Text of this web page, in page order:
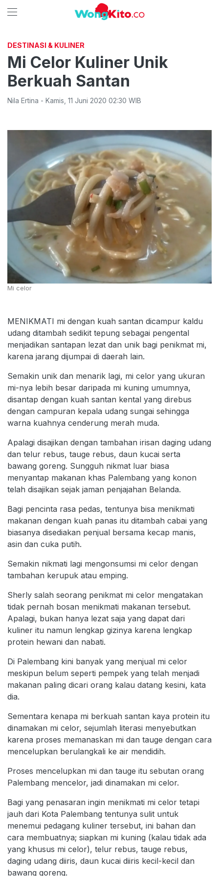
DESTINASI & KULINER
Mi Celor Kuliner Unik
Berkuah Santan
Nila Ertina - Kamis 11 Juni 2020 02:30 WIB
Mi celor
MENIKMATI mi dengan kuah santan dicampur kaldu
udang ditambah sedikit tepung sebagai pengental
menjadikan santapan lezat dan unik bagi penikmat mi,
karena jarang dijumpai di daerah lain.
Semakin unik dan menarik lagi, mi celor yang ukuran
mi-nya lebih besar daripada mi kuning umumnya,
disantap dengan kuah santan kental yang direbus
dengan campuran kepala udang sungai sehingga
warna kuahnya cenderung merah muda.
Apalagi disajikan dengan tambahan irisan daging udang
dan telur rebus, tauge rebus, daun kucai serta
bawang goreng. Sungguh nikmat luar biasa
menyantap makanan khas Palembang yang konon
telah disajikan sejak jaman penjajahan Belanda.
Bagi pencinta rasa pedas, tentunya bisa menikmati
makanan dengan kuah panas itu ditambah cabai yang
biasanya disediakan penjual bersama kecap manis,
asin dan cuka putih.
Semakin nikmati lagi mengonsumsi mi celor dengan
tambahan kerupuk atau emping.
Sherly salah seorang penikmat mi celor mengatakan
tidak pernah bosan menikmati makanan tersebut.
Apalagi, bukan hanya lezat saja yang dapat dari
kuliner itu namun lengkap gizinya karena lengkap
protein hewani dan nabati.
Di Palembang kini banyak yang menjual mi celor
meskipun belum seperti pempek yang telah menjadi
makanan paling dicari orang kalau datang kesini, kata
dia.
Sementara kenapa mi berkuah santan kaya protein itu
dinamakan mi celor, sejumlah literasi menyebutkan
karena proses memanaskan mi dan tauge dengan cara
mencelupkan berulangkali ke air mendidih.
Proses mencelupkan mi dan tauge itu sebutan orang
Palembang mencelor, jadi dinamakan mi celor.
Bagi yang penasaran ingin menikmati mi celor tetapi
jauh dari Kota Palembang tentunya sulit untuk
menemui pedagang kuliner tersebut, ini bahan dan
cara membuatnya; siapkan mi kuning (kalau tidak ada
yang khusus mi celor), telur rebus, tauge rebus,
daging udang diiris, daun kucai diiris kecil-kecil dan
bawang goreng.